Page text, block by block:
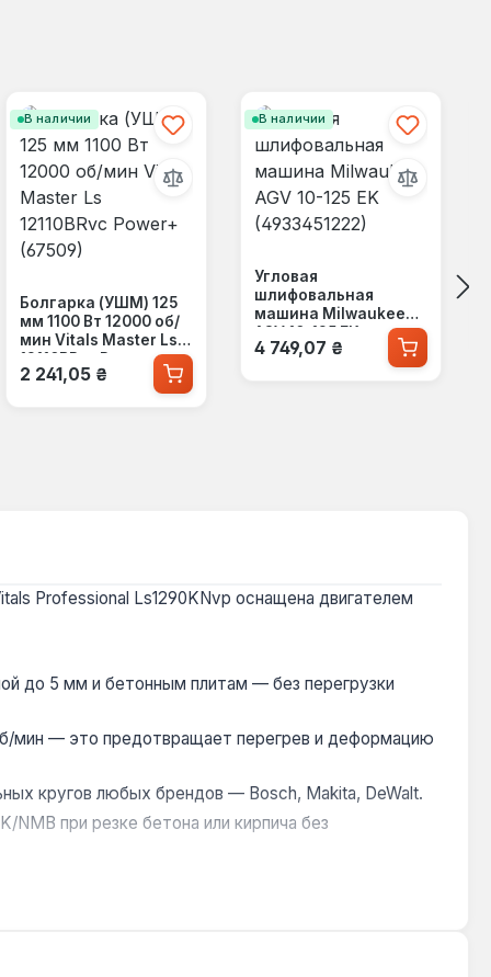
В наличии
Болгарка (УШМ) 125
мм 1100 Вт 12000 об/
мин Vitals Master Ls
12110BRvc Power+
(67509)
Обычная цена:
2 241,05 ₴
В наличии
Угловая
шлифовальная
машина Milwaukee
AGV 10-125 EK
(4933451222)
Обычная цена:
4 749,07 ₴
Professional Ls1290KNvp оснащена двигателем
до 5 мм и бетонным плитам — без перегрузки
мин — это предотвращает перегрев и деформацию
кругов любых брендов — Bosch, Makita, DeWalt.
при резке бетона или кирпича без
сварных швов, шлифование поверхностей перед